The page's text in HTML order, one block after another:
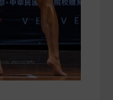
這些問題困擾